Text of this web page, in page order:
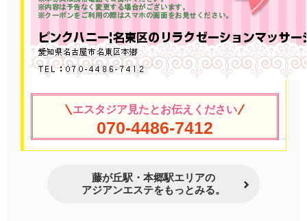
エスタジア見たとお伝えください
070-4486-7412
藤が丘駅・本郷駅エリアの
アジアンエステをもっとみる。